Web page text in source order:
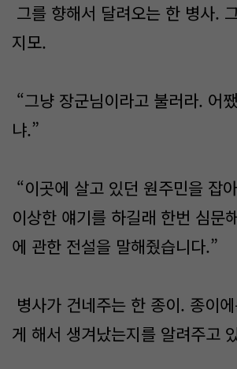
그를 향해서 달려오는 한 병사.
지모.
“그냥 장군님이라고 불러라. 어
냐.”
“이곳에 살고 있던 원주민을 잡
이상한 얘기를 하길래 한번 심문
에 관한 전설을 말해줬습니다.”
병사가 건네주는 한 종이. 종이
게 해서 생겨났는지를 알려주고